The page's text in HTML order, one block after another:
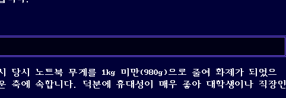
당시 노트북 무게를 1kg 미만(980g)으로 줄여 화제가 되었으
축에 속합니다. 덕분에 휴대성이 매우 좋아 대학생이나 직장인